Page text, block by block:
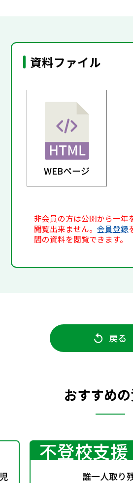
資料ファイル
WEBページ
非会員の方は公開から一年
閲覧出来ません。会員登録
間の資料を閲覧できます。
戻る
おすすめ
不登校支援
誰一人取り